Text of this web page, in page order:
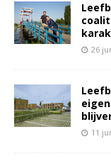
26
11